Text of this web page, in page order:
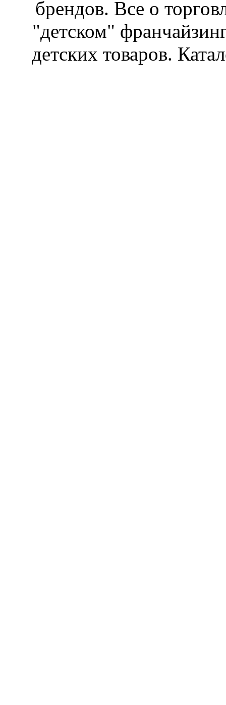
брендов. Все о
"детском"
детских товаров.